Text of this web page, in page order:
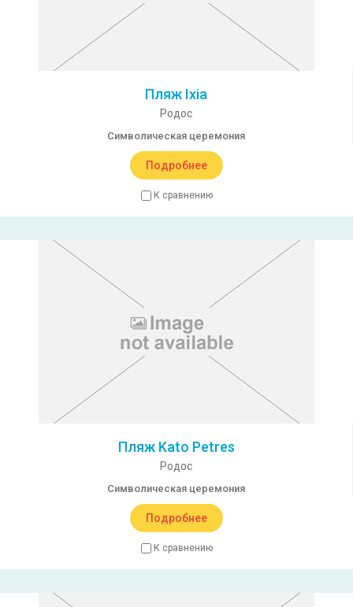
Пляж Ixia
Родос
Символическая церемония
Подробнее
К сравнению
Пляж Kato Petres
Родос
Символическая церемония
Подробнее
К сравнению